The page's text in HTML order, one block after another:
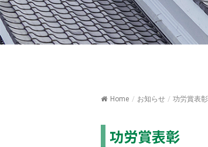
Home / お知らせ / 功労賞表彰
功労賞表彰